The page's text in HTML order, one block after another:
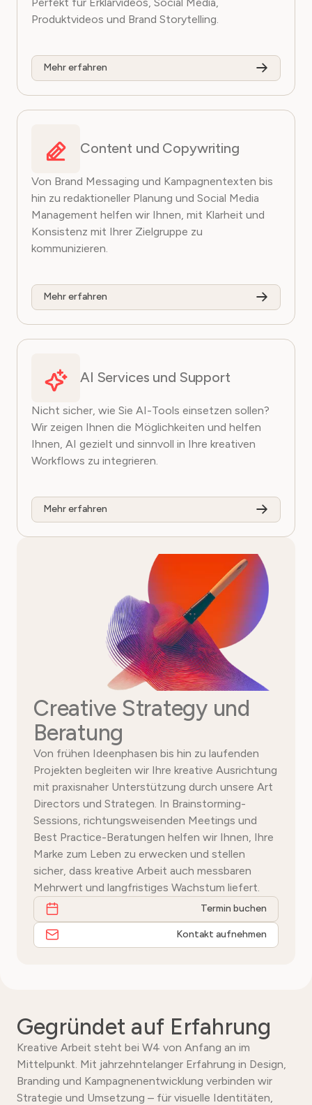
Produktvideos und Brand Storytelling.
Mehr erfahren
Content und Copywriting
Von Brand Messaging und Kampagnentexten bis
hin zu redaktioneller Planung und Social Media
Management helfen wir Ihnen, mit Klarheit und
Konsistenz mit Ihrer Zielgruppe zu
kommunizieren.
Mehr erfahren
AI Services und Support
Nicht sicher, wie Sie AI-Tools einsetzen sollen?
Wir zeigen Ihnen die Möglichkeiten und helfen
Ihnen, AI gezielt und sinnvoll in Ihre kreativen
Workflows zu integrieren.
Mehr erfahren
Creative Strategy und
Beratung
Von frühen Ideenphasen bis hin zu laufenden
Projekten begleiten wir Ihre kreative Ausrichtung
mit praxisnaher Unterstützung durch unsere Art
Directors und Strategen. In Brainstorming-
Sessions, richtungsweisenden Meetings und
Best Practice-Beratungen helfen wir Ihnen, Ihre
Marke zum Leben zu erwecken und stellen
sicher, dass kreative Arbeit auch messbaren
Mehrwert und langfristiges Wachstum liefert.
Termin buchen
Kontakt aufnehmen
Gegründet auf Erfahrung
Kreative Arbeit steht bei W4 von Anfang an im
Mittelpunkt. Mit jahrzehntelanger Erfahrung in Design,
Branding und Kampagnenentwicklung verbinden wir
Strategie und Umsetzung – für visuelle Identitäten,